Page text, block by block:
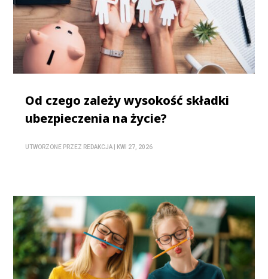
Od czego zależy wysokość składki
ubezpieczenia na życie?
UTWORZONE PRZEZ REDAKCJA KWI 27, 2026